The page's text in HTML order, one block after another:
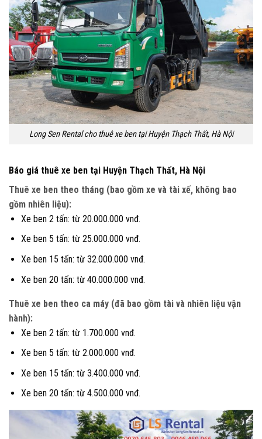
Long Sen Rental cho thuê xe ben tại Huyện Thạch Thất, Hà Nội
Báo giá thuê xe ben tại Huyện Thạch Thất, Hà Nội
Thuê xe ben theo tháng (bao gồm xe và tài xế, không bao
gồm nhiên liệu):
Xe ben 2 tấn: từ 20.000.000 vnđ.
Xe ben 5 tấn: từ 25.000.000 vnđ.
Xe ben 15 tấn: từ 32.000.000 vnđ.
Xe ben 20 tấn: từ 40.000.000 vnđ.
Thuê xe ben theo ca máy (đã bao gồm tài và nhiên liệu vận
hành):
Xe ben 2 tấn: từ 1.700.000 vnđ.
Xe ben 5 tấn: từ 2.000.000 vnđ.
Xe ben 15 tấn: từ 3.400.000 vnđ.
Xe ben 20 tấn: từ 4.500.000 vnđ.